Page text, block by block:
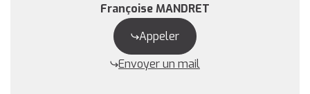
Françoise MANDRET
Appeler
Envoyer un mail